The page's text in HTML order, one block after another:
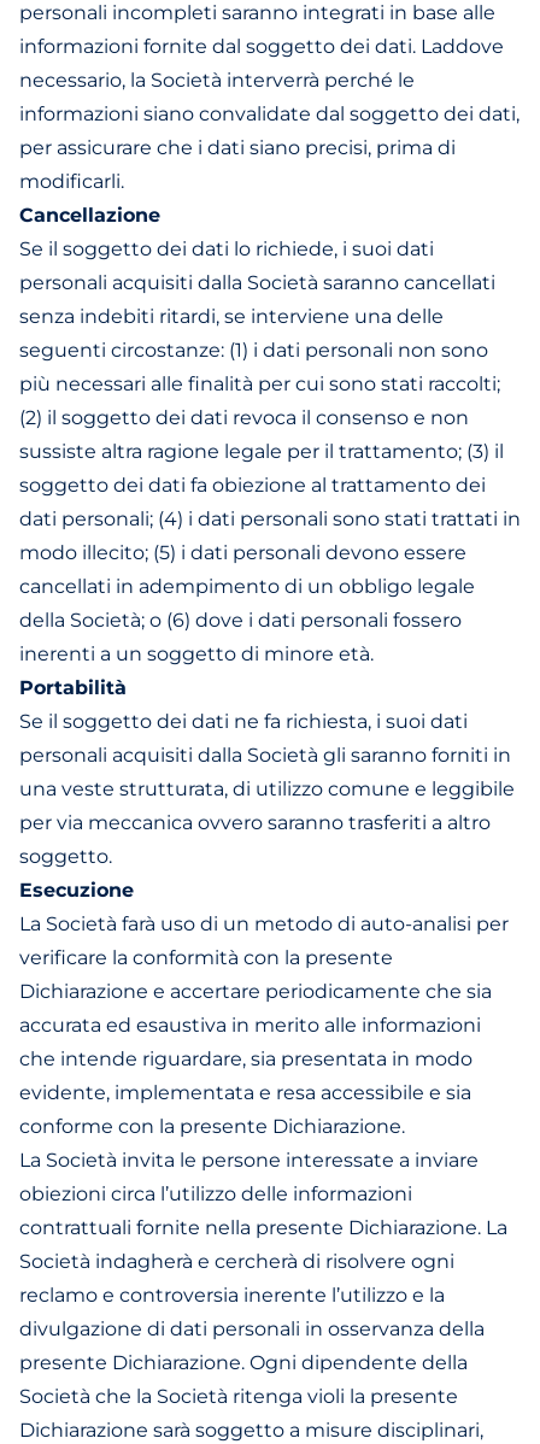
personali incompleti saranno integrati in base alle
informazioni fornite dal soggetto dei dati. Laddove
necessario, la Società interverrà perché le
informazioni siano convalidate dal soggetto dei dati,
per assicurare che i dati siano precisi, prima di
modificarli.
Cancellazione
Se il soggetto dei dati lo richiede, i suoi dati
personali acquisiti dalla Società saranno cancellati
senza indebiti ritardi, se interviene una delle
seguenti circostanze: (1) i dati personali non sono
più necessari alle finalità per cui sono stati raccolti;
(2) il soggetto dei dati revoca il consenso e non
sussiste altra ragione legale per il trattamento; (3) il
soggetto dei dati fa obiezione al trattamento dei
dati personali; (4) i dati personali sono stati trattati in
modo illecito; (5) i dati personali devono essere
cancellati in adempimento di un obbligo legale
della Società; o (6) dove i dati personali fossero
inerenti a un soggetto di minore età.
Portabilità
Se il soggetto dei dati ne fa richiesta, i suoi dati
personali acquisiti dalla Società gli saranno forniti in
una veste strutturata, di utilizzo comune e leggibile
per via meccanica ovvero saranno trasferiti a altro
soggetto.
Esecuzione
La Società farà uso di un metodo di auto-analisi per
verificare la conformità con la presente
Dichiarazione e accertare periodicamente che sia
accurata ed esaustiva in merito alle informazioni
che intende riguardare, sia presentata in modo
evidente, implementata e resa accessibile e sia
conforme con la presente Dichiarazione.
La Società invita le persone interessate a inviare
obiezioni circa l’utilizzo delle informazioni
contrattuali fornite nella presente Dichiarazione. La
Società indagherà e cercherà di risolvere ogni
reclamo e controversia inerente l’utilizzo e la
divulgazione di dati personali in osservanza della
presente Dichiarazione. Ogni dipendente della
Società che la Società ritenga violi la presente
Dichiarazione sarà soggetto a misure disciplinari,